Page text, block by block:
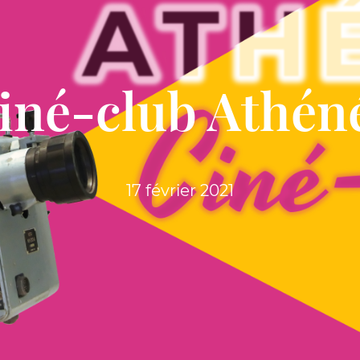
club
17 février 2021